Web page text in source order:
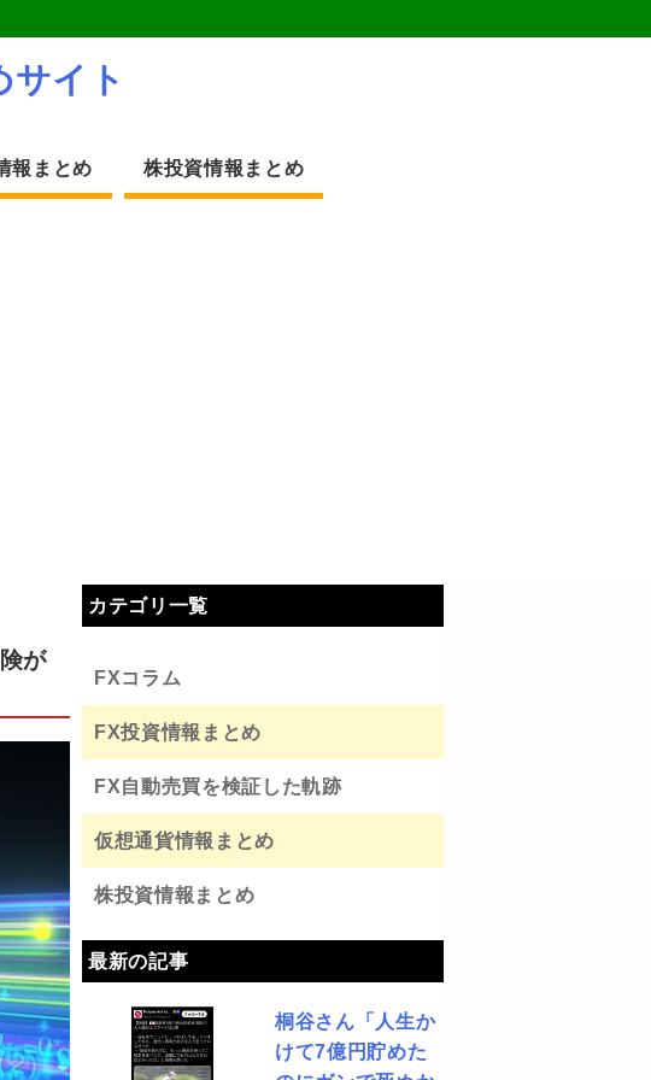
サイト
報まとめ 株投資情報まとめ
が
カテゴリ一覧
FXコラム
FX投資情報まとめ
FX自動売買を検証した軌跡
仮想通貨情報まとめ
株投資情報まとめ
最新の記事
桐谷さん「人生か
けて7億円貯めた